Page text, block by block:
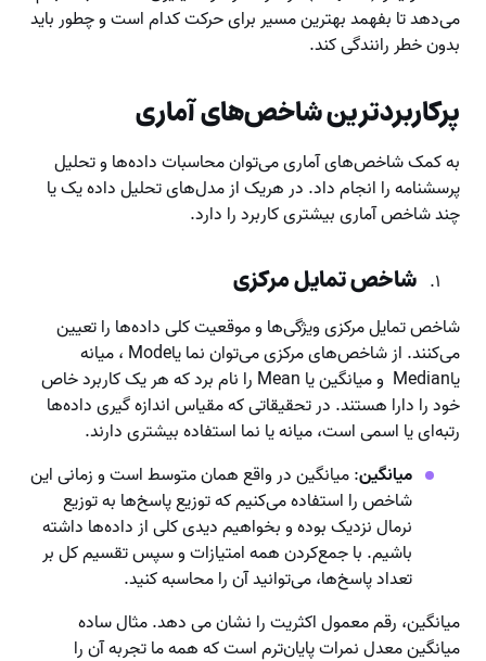
می‌دهد تا بفهمد بهترین مسیر برای حرکت کدام است و چطور باید
بدون خطر رانندگی کند.
پرکاربردترین شاخص‌های آماری
به کمک شاخص‌های آماری می‌توان محاسبات داده‌ها و تحلیل
پرسشنامه را انجام داد. در هریک از مدل‌های تحلیل داده یک یا
چند شاخص آماری بیشتری کاربرد را دارد.
شاخص‌ تمایل مرکزی
شاخص تمایل مرکزی ویژگی‌ها و موقعیت کلی داده‌ها را تعیین
می‌کنند. از شاخص‌های مرکزی می‌توان نما یاMode ، میانه
یاMedian و میانگین یا Mean را نام برد که هر یک کاربرد خاص
خود را دارا هستند. در تحقیقاتی که مقیاس اندازه گیری داده‌ها
رتبه‌ای یا اسمی‌ است، میانه یا نما استفاده بیشتری دارند.
میانگین: میانگین در واقع همان متوسط است و زمانی این
شاخص را استفاده می‌کنیم که توزیع پاسخ‌ها به توزیع
نرمال نزدیک بوده و بخواهیم دیدی کلی از داده‌ها داشته
باشیم. با جمع‌کردن همه امتیازات و سپس تقسیم کل بر
تعداد پاسخ‌ها، می‌توانید آن را محاسبه کنید.
میانگین، رقم معمول اکثریت را نشان می دهد. مثال ساده
میانگین معدل نمرات پایان‌ترم است که همه ما تجربه آن را